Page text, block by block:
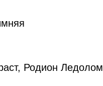
Родион Ледолом